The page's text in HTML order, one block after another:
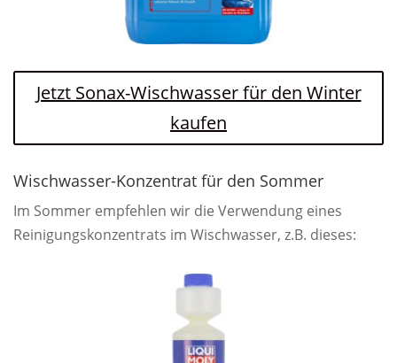
Jetzt Sonax-Wischwasser für den Winter
kaufen
Wischwasser-Konzentrat für den Sommer
Im Sommer empfehlen wir die Verwendung eines
Reinigungskonzentrats im Wischwasser, z.B. dieses: